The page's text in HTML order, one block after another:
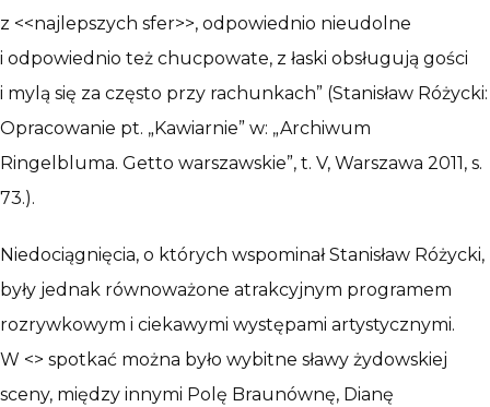
z <<najlepszych sfer>>, odpowiednio nieudolne
i odpowiednio też chucpowate, z łaski obsługują gości
i mylą się za często przy rachunkach” (Stanisław Różycki:
Opracowanie pt. „Kawiarnie” w: „Archiwum
Ringelbluma. Getto warszawskie”, t. V, Warszawa 2011, s.
73.).
Niedociągnięcia, o których wspominał Stanisław Różycki,
były jednak równoważone atrakcyjnym programem
rozrywkowym i ciekawymi występami artystycznymi.
W <> spotkać można było wybitne sławy żydowskiej
sceny, między innymi Polę Braunównę, Dianę